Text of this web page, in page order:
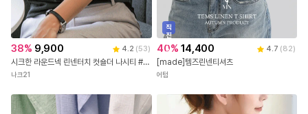
38% 9,900 4.2 (53)
시크한 라운드넥 린넨터치 컷숄더 나시티 #NAK MADE.
나크21
직
진
배
송
40% 14,400 4.7 (82)
[made]템즈린넨티셔츠
어텀